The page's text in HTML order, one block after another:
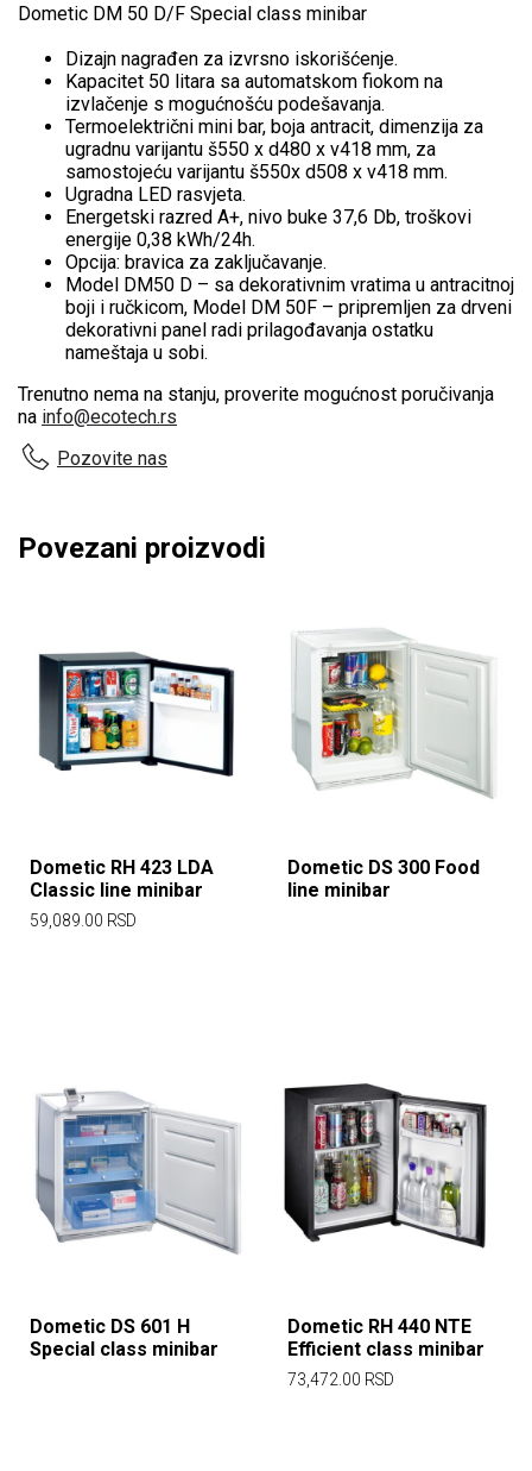
Dometic DM 50 D/F Special class minibar
Dizajn nagrađen za izvrsno iskorišćenje.
Kapacitet 50 litara sa automatskom fiokom na
izvlačenje s mogućnošću podešavanja.
Termoelektrični mini bar, boja antracit, dimenzija za
ugradnu varijantu š550 x d480 x v418 mm, za
samostojeću varijantu š550x d508 x v418 mm.
Ugradna LED rasvjeta.
Energetski razred A+, nivo buke 37,6 Db, troškovi
energije 0,38 kWh/24h.
Opcija: bravica za zaključavanje.
Model DM50 D – sa dekorativnim vratima u antracitnoj
boji i ručkicom, Model DM 50F – pripremljen za drveni
dekorativni panel radi prilagođavanja ostatku
nameštaja u sobi.
Trenutno nema na stanju, proverite mogućnost poručivanja
na info@ecotech.rs
Pozovite nas
Povezani proizvodi
Dometic RH 423 LDA
Classic line minibar
59,089.00 RSD
Dometic DS 300 Food
line minibar
Dometic DS 601 H
Special class minibar
Dometic RH 440 NTE
Efficient class minibar
73,472.00 RSD